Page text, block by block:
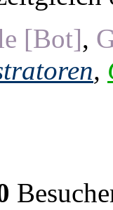
[Bot],
,